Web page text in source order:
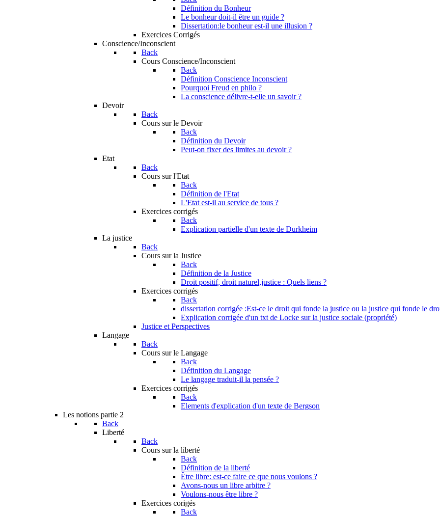
Définition du Bonheur
Le bonheur doit-il être un guide ?
Dissertation:le bonheur est-il une illusion ?
Exercices Corrigés
Conscience/Inconscient
Back
Cours Conscience/Inconscient
Back
Définition Conscience Inconscient
Pourquoi Freud en philo ?
La conscience délivre-t-elle un savoir ?
Devoir
Back
Cours sur le Devoir
Back
Définition du Devoir
Peut-on fixer des limites au devoir ?
Etat
Back
Cours sur l'Etat
Back
Définition de l'Etat
L'Etat est-il au service de tous ?
Exercices corrigés
Back
Explication partielle d'un texte de Durkheim
La justice
Back
Cours sur la Justice
Back
Définition de la Justice
Droit positif, droit naturel,justice : Quels liens ?
Exercices corrigés
Back
dissertation corrigée :Est-ce le droit qui fonde la justice ou la justice qui fonde le
Explication corrigée d'un txt de Locke sur la justice sociale (propriété)
Justice et Perspectives
Langage
Back
Cours sur le Langage
Back
Définition du Langage
Le langage traduit-il la pensée ?
Exercices corrigés
Back
Elements d'explication d'un texte de Bergson
Les notions partie 2
Back
Liberté
Back
Cours sur la liberté
Back
Définition de la liberté
Être libre: est-ce faire ce que nous voulons ?
Avons-nous un libre arbitre ?
Voulons-nous être libre ?
Exercices corigés
Back